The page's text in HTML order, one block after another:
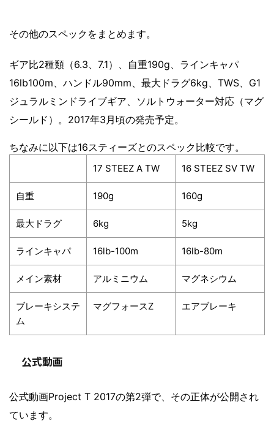
その他のスペックをまとめます。
ギア比2種類（6.3、7.1）、自重190g、ラインキャパ
16lb100m、ハンドル90mm、最大ドラグ6kg、TWS、G1
ジュラルミンドライブギア、ソルトウォーター対応（マグ
シールド）。2017年3月頃の発売予定。
ちなみに以下は16スティーズとのスペック比較です。
17 STEEZ A TW 16 STEEZ SV TW
自重 190g 160g
最大ドラグ 6kg 5kg
ラインキャパ 16lb-100m 16lb-80m
メイン素材 アルミニウム マグネシウム
ブレーキシステ
ム
マグフォースZ エアブレーキ
公式動画
公式動画Project T 2017の第2弾で、その正体が公開され
ています。